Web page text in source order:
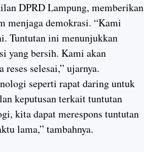
DPRD Lampung, memberikan
menjaga demokrasi. “Kami
Tuntutan ini menunjukkan
yang bersih. Kami akan
selesai,” ujarnya.
seperti rapat daring untuk
keputusan terkait tuntutan
kita dapat merespons tuntutan
lama,” tambahnya.